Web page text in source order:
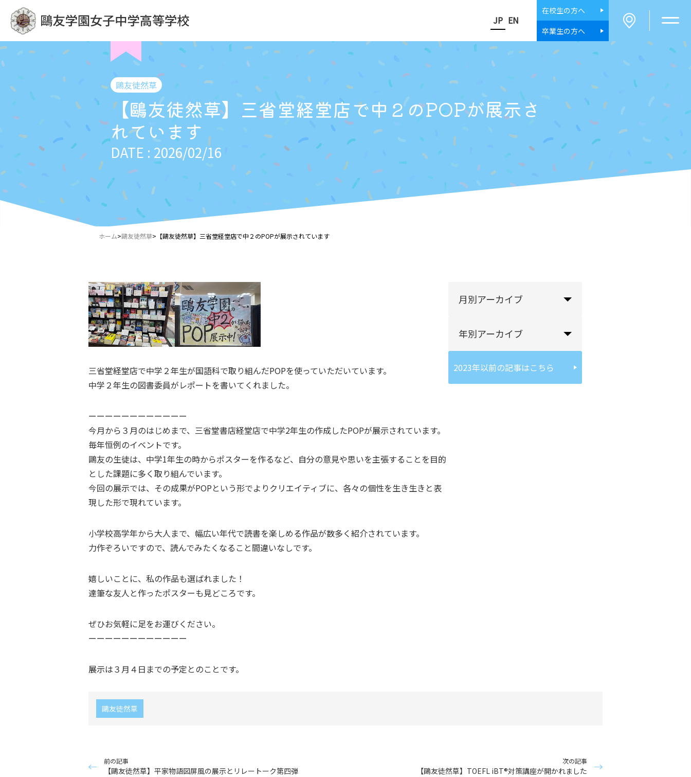
JP EN
在校生の方へ
卒業生の方へ
鷗友徒然草
【鷗友徒然草】三省堂経堂店で中２のPOPが展示さ
れています
DATE : 2026/02/16
ホーム>鷗友徒然草> 【鷗友徒然草】三省堂経堂店で中２のPOPが展示されています
三省堂経堂店で中学２年生が国語科で取り組んだPOPを使っていただいています。
中学２年生の図書委員がレポートを書いてくれました。
ーーーーーーーーーーーー
今月から３月のはじめまで、三省堂書店経堂店で中学2年生の作成したPOPが展示されています。
毎年恒例のイベントです。
鷗友の生徒は、中学1年生の時からポスターを作るなど、自分の意見や思いを主張することを目的
とした課題に多く取り組んでいます。
今回の展示では、その成果がPOPという形でよりクリエイティブに、各々の個性を生き生きと表
現した形で現れています。
小学校高学年から大人まで、幅広い年代で読書を楽しめる作品が数多く紹介されています。
力作ぞろいですので、読んでみたくなること間違いなしです。
嬉しいことに、私の作品も選ばれました！
達筆な友人と作ったポスターも見どころです。
ぜひお気軽に足をお運びください。
ーーーーーーーーーーーー
展示は３月４日までの予定とのことです。
月別アーカイブ
年別アーカイブ
2023年以前の記事はこちら
鷗友徒然草
前の記事
【鷗友徒然草】平家物語図屏風の展示とリレートーク第四弾
次の記事
【鷗友徒然草】TOEFL iBT®対策講座が開かれました